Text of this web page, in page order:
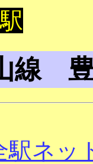
線
駅ネッ